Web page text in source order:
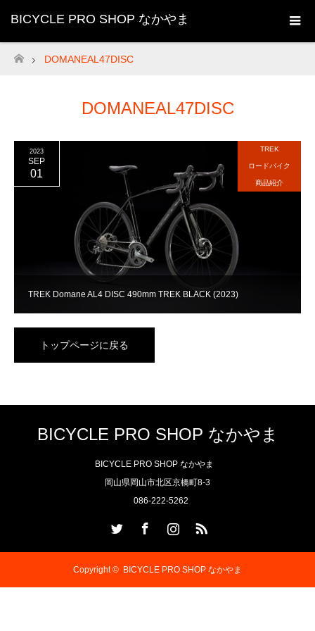
BICYCLE PRO SHOP なかやま
ホーム
DOMANEAL47DISC
DOMANEAL47DISC
TREK Domane AL4 DISC 490mm TREK BLACK (2023)
2023
SEP
01
TREK
ロードバイク
商品紹介
トップページに戻る
BICYCLE PRO SHOP なかやま
BICYCLE PRO SHOP なかやま
岡山県岡山市北区京橋町8-3
086-222-5262
Copyright © BICYCLE PRO SHOP なかやま